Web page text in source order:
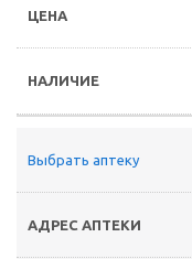
Выбрать аптеку